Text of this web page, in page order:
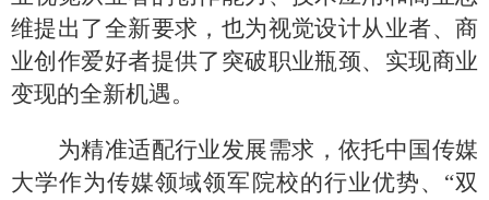
维提出了全新要求，也为视觉设计从业者、商
业创作爱好者提供了突破职业瓶颈、实现商业
变现的全新机遇。
为精准适配行业发展需求，依托中国传媒
大学作为传媒领域领军院校的行业优势、 “双